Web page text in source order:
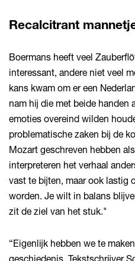
Recalcitrant
Boermans heeft veel
interessant, andere niet veel
kans kwam om er een
nam hij die met beide handen
emoties overeind wilden
problematische zaken bij de
Mozart geschreven hebben
interpreteren het verhaal
vast te bijten, maar ook lastig
worden. Je wilt in balans
zit de ziel van het stuk."
“Eigenlijk hebben we te
geschiedenis. Tekstschrijver